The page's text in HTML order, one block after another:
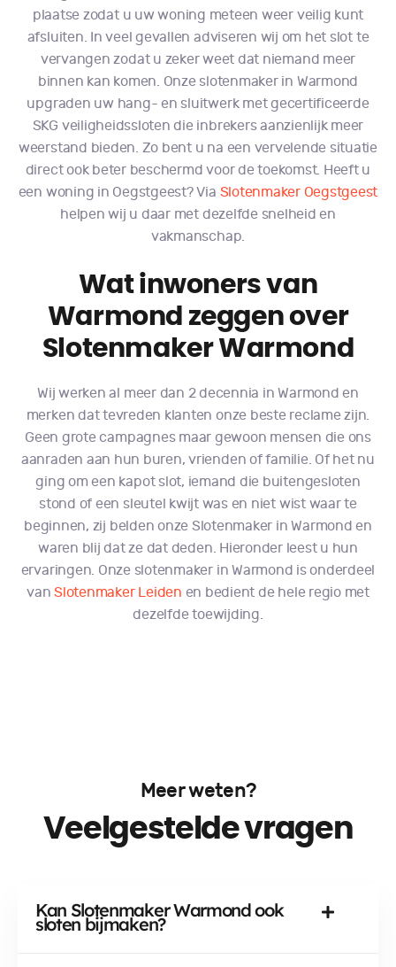
plaatse zodat u uw woning meteen weer veilig kunt
afsluiten. In veel gevallen adviseren wij om het slot te
vervangen zodat u zeker weet dat niemand meer
binnen kan komen. Onze slotenmaker in Warmond
upgraden uw hang- en sluitwerk met gecertificeerde
SKG veiligheidssloten die inbrekers aanzienlijk meer
weerstand bieden. Zo bent u na een vervelende situatie
direct ook beter beschermd voor de toekomst. Heeft u
een woning in Oegstgeest? Via Slotenmaker Oegstgeest
helpen wij u daar met dezelfde snelheid en
vakmanschap.
Wat inwoners van
Warmond zeggen over
Slotenmaker Warmond
Wij werken al meer dan 2 decennia in Warmond en
merken dat tevreden klanten onze beste reclame zijn.
Geen grote campagnes maar gewoon mensen die ons
aanraden aan hun buren, vrienden of familie. Of het nu
ging om een kapot slot, iemand die buitengesloten
stond of een sleutel kwijt was en niet wist waar te
beginnen, zij belden onze Slotenmaker in Warmond en
waren blij dat ze dat deden. Hieronder leest u hun
ervaringen. Onze slotenmaker in Warmond is onderdeel
vanSlotenmaker Leiden en bedient de hele regio met
dezelfde toewijding.
Meer weten?
Veelgestelde vragen
Kan Slotenmaker Warmond ook
sloten bijmaken?